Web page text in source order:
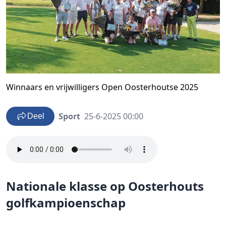
Winnaars en vrijwilligers Open Oosterhoutse 2025
Deel Sport 25-6-2025 00:00
Nationale klasse op Oosterhouts
golfkampioenschap